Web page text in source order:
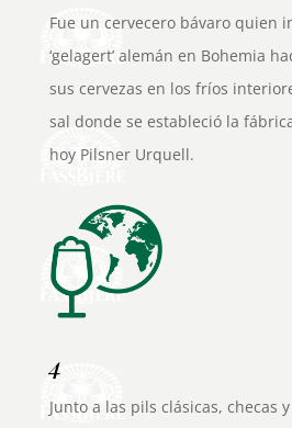
Fue un cervecero bávaro quien
‘gelagert’ alemán en Bohemia
sus cervezas en los fríos
sal donde se estableció la
hoy Pilsner Urquell.
4
Junto a las pils clásicas, checas